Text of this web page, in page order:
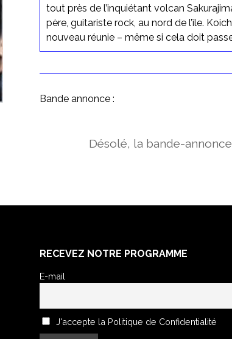
tout près de l’inquiétant volcan
père, guitariste rock, au nord de l’île.
nouveau réunie – même si cela doit
Bande annonce :
Désolé, la bande-
RECEVEZ NOTRE PROGRAMME
E-mail
J'accepte la Politique de Confidentialité